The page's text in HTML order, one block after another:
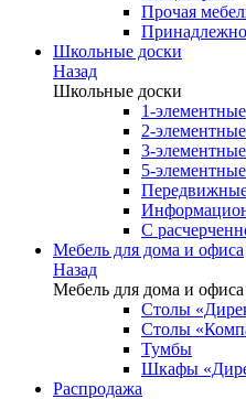
Прочая
Школьные доски
Назад
Школьные доски
1-элементные
2-элементные
3-элементные
5-элементные
С
Мебель для дома и офиса
Назад
Мебель для дома и офиса
Столы
Столы
Тумбы
Шкафы
Распродажа